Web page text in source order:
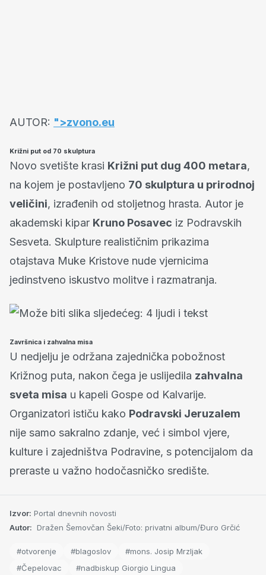
AUTOR: ">zvono.eu
Križni put od 70 skulptura
Novo svetište krasi Križni put dug 400 metara,
na kojem je postavljeno 70 skulptura u prirodnoj
veličini, izrađenih od stoljetnog hrasta. Autor je
akademski kipar Kruno Posavec iz Podravskih
Sesveta. Skulpture realističnim prikazima
otajstava Muke Kristove nude vjernicima
jedinstveno iskustvo molitve i razmatranja.
Završnica i zahvalna misa
U nedjelju je održana zajednička pobožnost
Križnog puta, nakon čega je uslijedila zahvalna
sveta misa u kapeli Gospe od Kalvarije.
Organizatori ističu kako Podravski Jeruzalem
nije samo sakralno zdanje, već i simbol vjere,
kulture i zajedništva Podravine, s potencijalom da
preraste u važno hodočasničko središte.
Izvor: Portal dnevnih novosti
Autor: Dražen Šemovčan Šeki/Foto: privatni album/Đuro Grčić
#otvorenje #blagoslov
#mons. Josip Mrzljak
#Čepelovac
#nadbiskup Giorgio Lingua